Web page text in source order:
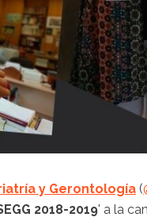
y Gerontología (
2018-2019' a la